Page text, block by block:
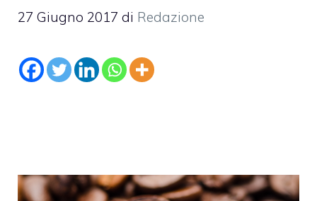
27 Giugno 2017 di Redazione